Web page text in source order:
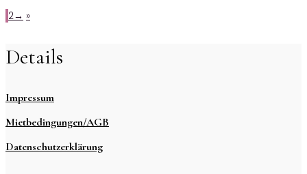
2→ »
Details
Impressum
Mietbedingungen/AGB
Datenschutzerklärung